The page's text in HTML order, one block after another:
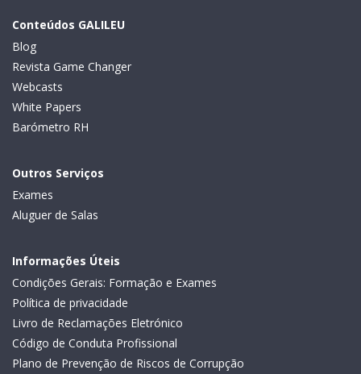
Conteúdos GALILEU
Blog
Revista Game Changer
Webcasts
White Papers
Barómetro RH
Outros Serviços
Exames
Aluguer de Salas
Informações Úteis
Condições Gerais: Formação e Exames
Política de privacidade
Livro de Reclamações Eletrónico
Código de Conduta Profissional
Plano de Prevenção de Riscos de Corrupção